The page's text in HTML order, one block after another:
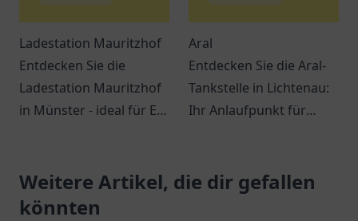
Ladestation Mauritzhof
Entdecken Sie die
Ladestation Mauritzhof
in Münster - ideal für E-
Umgebung!
Aral
Entdecken Sie die Aral-
Tankstelle in Lichtenau:
Ihr Anlaufpunkt für
Verschnaufpausen auf
Weitere Artikel, die dir gefallen
könnten